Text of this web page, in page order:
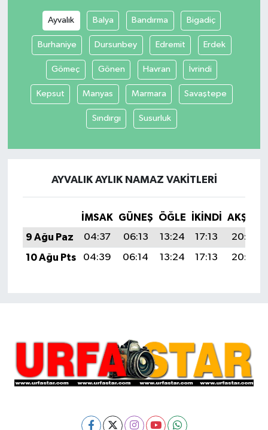
Ayvalık Balya Bandırma Bigadiç
Burhaniye Dursunbey Edremit Erdek
Gömeç Gönen Havran İvrindi
Kepsut Manyas Marmara Savaştepe
Sındırgı Susurluk
AYVALIK AYLIK NAMAZ VAKITLERI
İMSAK GÜNEŞ ÖĞLE İKINDI
AKŞAM
9 Ağu Paz
04:37 06:13 13:24 17:13
20:24
10 Ağu Pts
04:39 06:14 13:24 17:13 20:23